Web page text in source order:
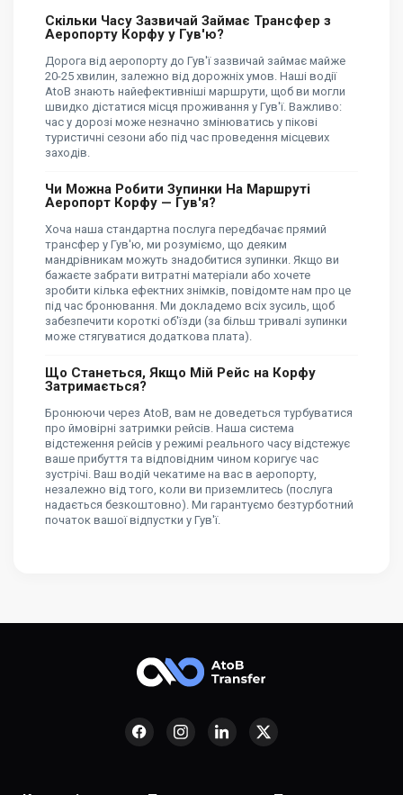
Скільки Часу Зазвичай Займає Трансфер з
Аеропорту Корфу у Гув'ю?
Дорога від аеропорту до Гув'ї зазвичай займає майже
20-25 хвилин, залежно від дорожніх умов. Наші водії
AtoB знають найефективніші маршрути, щоб ви могли
швидко дістатися місця проживання у Гув'ї. Важливо:
час у дорозі може незначно змінюватись у пікові
туристичні сезони або під час проведення місцевих
заходів.
Чи Можна Робити Зупинки На Маршруті
Аеропорт Корфу — Гув'я?
Хоча наша стандартна послуга передбачає прямий
трансфер у Гув'ю, ми розуміємо, що деяким
мандрівникам можуть знадобитися зупинки. Якщо ви
бажаєте забрати витратні матеріали або хочете
зробити кілька ефектних знімків, повідомте нам про це
під час бронювання. Ми докладемо всіх зусиль, щоб
забезпечити короткі об'їзди (за більш тривалі зупинки
може стягуватися додаткова плата).
Що Станеться, Якщо Мій Рейс на Корфу
Затримається?
Бронюючи через AtoB, вам не доведеться турбуватися
про ймовірні затримки рейсів. Наша система
відстеження рейсів у режимі реального часу відстежує
ваше прибуття та відповідним чином коригує час
зустрічі. Ваш водій чекатиме на вас в аеропорту,
незалежно від того, коли ви приземлитесь (послуга
надається безкоштовно). Ми гарантуємо безтурботний
початок вашої відпустки у Гув'ї.